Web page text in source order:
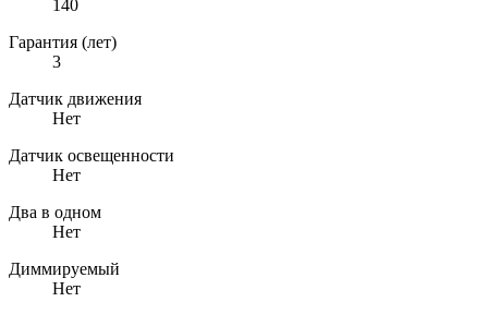
140
Гарантия (лет)
3
Датчик движения
Нет
Датчик освещенности
Нет
Два в одном
Нет
Диммируемый
Нет